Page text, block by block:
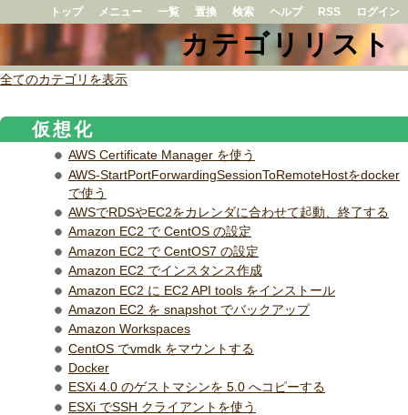
トップ メニュー 一覧 置換 検索 ヘルプ RSS ログイン
カテゴリリスト
全てのカテゴリを表示
仮想化
AWS Certificate Manager を使う
AWS-StartPortForwardingSessionToRemoteHostをdocker
で使う
AWSでRDSやEC2をカレンダに合わせて起動、終了する
Amazon EC2 で CentOS の設定
Amazon EC2 で CentOS7 の設定
Amazon EC2 でインスタンス作成
Amazon EC2 に EC2 API tools をインストール
Amazon EC2 を snapshot でバックアップ
Amazon Workspaces
CentOS でvmdk をマウントする
Docker
ESXi 4.0 のゲストマシンを 5.0 へコピーする
ESXi でSSH クライアントを使う